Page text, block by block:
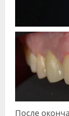
После